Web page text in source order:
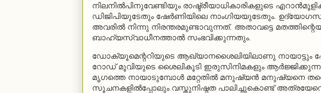
നിലനില്‍പിനുവേണ്ടിയും രാഷ്ട്രീയാധികാരികളുടെ
ഡിജിപിയുടേതും ഷേര്‍ണിയിലെ നാംഗിയയുടേതും.
അവരില്‍ നിന്നു നിരന്തരമുണ്ടാവുന്നത്. അതാവട്ടെ
ബാഹ്യസ്വാധീനത്താല്‍ സംഭവിക്കുന്നതും.
ഡോക്യൂമെന്ററിയുടെ ആഖ്യാനശൈലിയിലാണു നായാട്ടും
റോഡ് മൂവിയുടെ ശൈലികൂടി ഇരുസിനിമകളും
മൃഗത്തെ നായാടുമ്പോള്‍ മറ്റേതില്‍ മനുഷ്യന്‍ മനുഷ്യനെ
സൂചനകളില്‍പ്പോലും വസ്തുനിഷ്ഠത പാലിച്ചുകൊണ്ട് അത്രയേറെ